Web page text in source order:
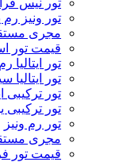
تور نیس
تور ونیز
مجری
قیمت تور
تور ایتالیا رم
تور ایتالیا
تور ترکیبی
تور ترکیبی
تور رم ونیز
مجری
قیمت تور